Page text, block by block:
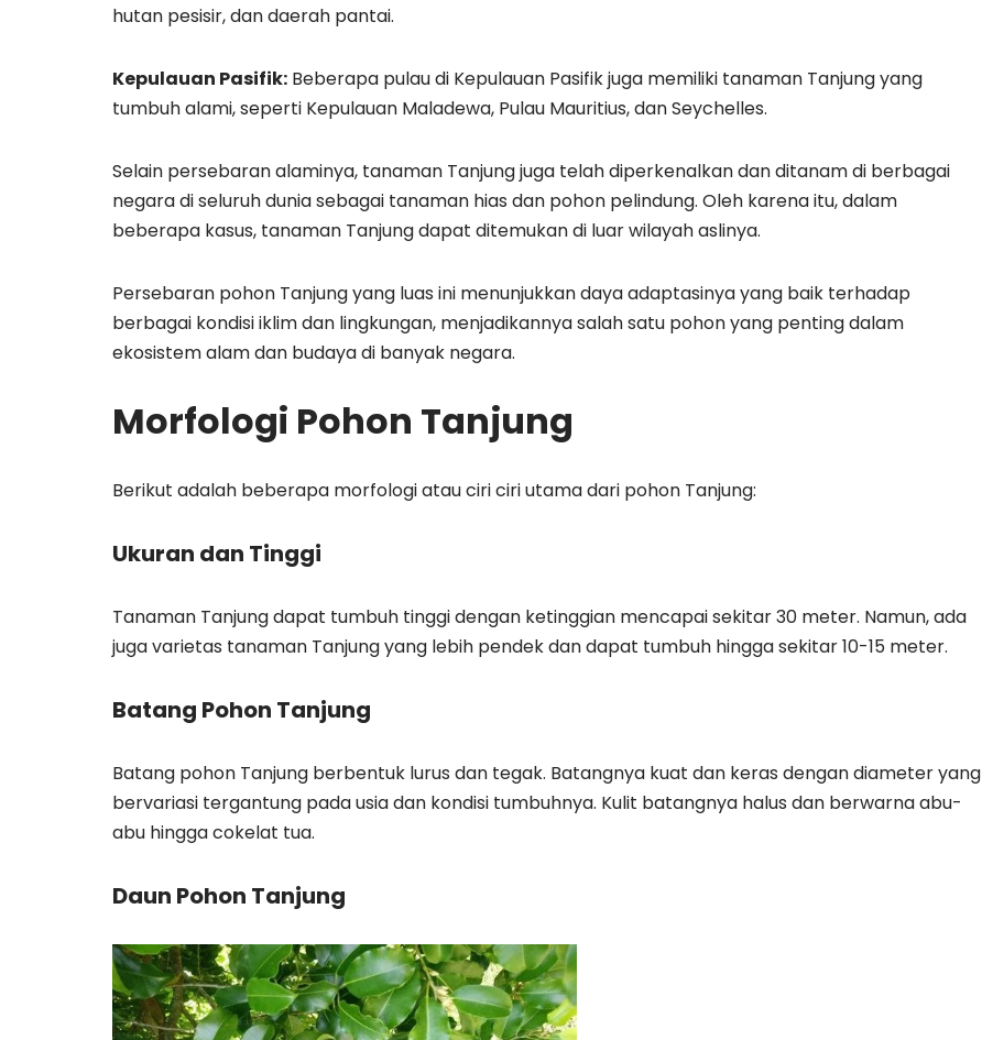
hutan pesisir, dan daerah pantai.
Kepulauan Pasifik: Beberapa pulau di Kepulauan Pasifik juga memiliki tanaman Tanjung yang
tumbuh alami, seperti Kepulauan Maladewa, Pulau Mauritius, dan Seychelles.
Selain persebaran alaminya, tanaman Tanjung juga telah diperkenalkan dan ditanam di berbagai
negara di seluruh dunia sebagai tanaman hias dan pohon pelindung. Oleh karena itu, dalam
beberapa kasus, tanaman Tanjung dapat ditemukan di luar wilayah aslinya.
Persebaran pohon Tanjung yang luas ini menunjukkan daya adaptasinya yang baik terhadap
berbagai kondisi iklim dan lingkungan, menjadikannya salah satu pohon yang penting dalam
ekosistem alam dan budaya di banyak negara.
Morfologi Pohon Tanjung
Berikut adalah beberapa morfologi atau ciri ciri utama dari pohon Tanjung:
Ukuran dan Tinggi
Tanaman Tanjung dapat tumbuh tinggi dengan ketinggian mencapai sekitar 30 meter. Namun, ada
juga varietas tanaman Tanjung yang lebih pendek dan dapat tumbuh hingga sekitar 10-15 meter.
Batang Pohon Tanjung
Batang pohon Tanjung berbentuk lurus dan tegak. Batangnya kuat dan keras dengan diameter yang
bervariasi tergantung pada usia dan kondisi tumbuhnya. Kulit batangnya halus dan berwarna abu-
abu hingga cokelat tua.
Daun Pohon Tanjung